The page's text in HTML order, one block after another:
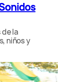
la
niños y